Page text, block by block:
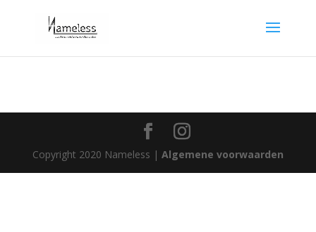
Copyright 2020 Nameless | Algemene voorwaarden